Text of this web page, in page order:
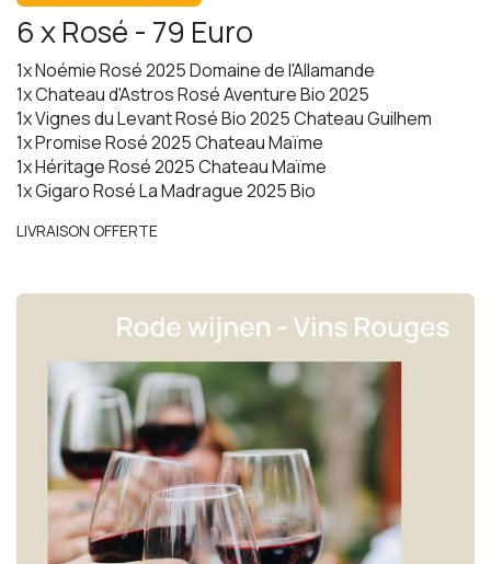
6 x Rosé - 79 Euro
1x Noémie Rosé 2025 Domaine de l'Allamande
1x Chateau d'Astros Rosé Aventure Bio 2025
1x Vignes du Levant Rosé Bio 2025 Chateau Guilhem
1x Promise Rosé 2025 Chateau Maïme
1x Héritage Rosé 2025 Chateau Maïme
1x Gigaro Rosé La Madrague 2025 Bio
LIVRAISON OFFERTE